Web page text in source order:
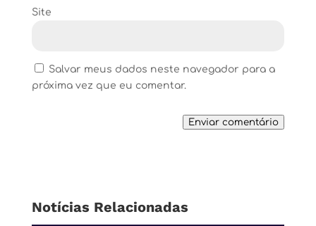
Site
Salvar meus dados neste navegador para a
próxima vez que eu comentar.
Enviar comentário
Notícias Relacionadas